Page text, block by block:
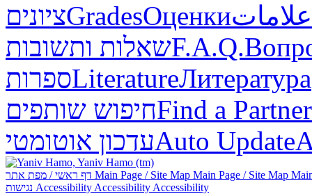
ציוניםGradesОценкиعلامات
שאלות ותשובותF.A.Q.
ספרותLiteratureЛитература
חיפוש שותפיםFind a Partner
עדכון אוטומטיAuto Update
Main Page / Site Map Main Page / Site Map
Accessibility Accessibility Accessibility